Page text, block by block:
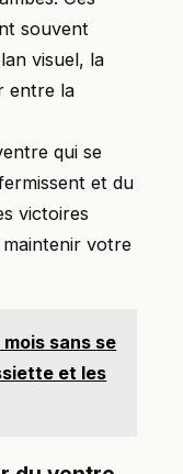
souvent
visuel, la
entre la
qui se
et du
victoires
votre
mois sans se
et les